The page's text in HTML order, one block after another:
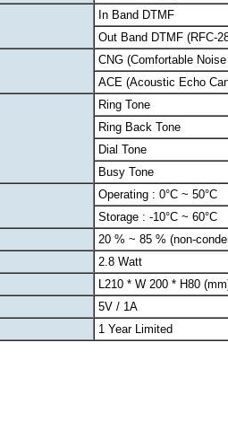
In Band DTMF
Out Band DTMF (RFC-
CNG (Comfortable
ACE (Acoustic Echo
Ring Tone
Ring Back Tone
Dial Tone
Busy Tone
Operating : 0°C ~ 50°C
Storage : -10°C ~ 60°C
20 % ~ 85 % (non-
2.8 Watt
L210 * W 200 * H80
5V / 1A
1 Year Limited